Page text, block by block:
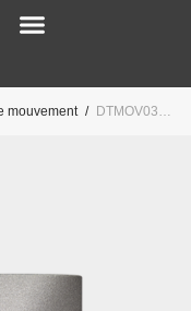
mouvement / DTMOV03-DG